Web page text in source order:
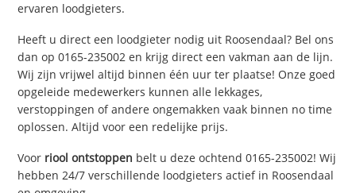
ervaren loodgieters.
Heeft u direct een loodgieter nodig uit Roosendaal? Bel ons
dan op 0165-235002 en krijg direct een vakman aan de lijn.
Wij zijn vrijwel altijd binnen één uur ter plaatse! Onze goed
opgeleide medewerkers kunnen alle lekkages,
verstoppingen of andere ongemakken vaak binnen no time
oplossen. Altijd voor een redelijke prijs.
Voor riool ontstoppen belt u deze ochtend 0165-235002! Wij
hebben 24/7 verschillende loodgieters actief in Roosendaal